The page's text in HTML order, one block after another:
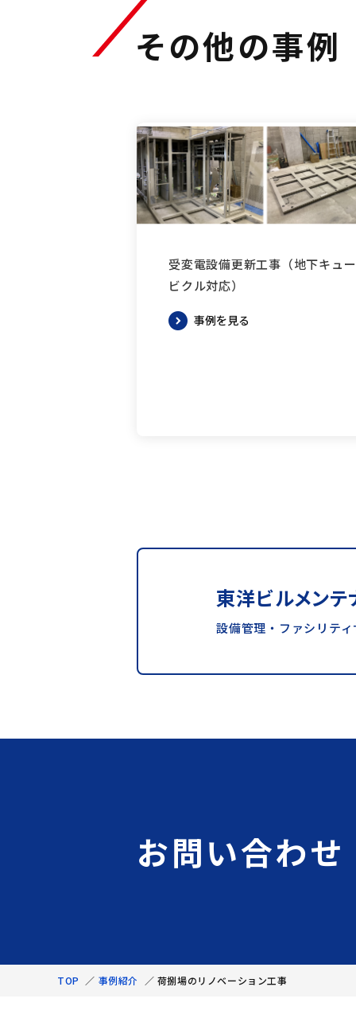
その他の事例
受変電設備更新工事（地下キュー
ビクル対応）
事例を見る
東洋ビルメン
設備管理・ファシリテ
お問い合わせ
TOP ／ 事例紹介 ／ 荷捌場のリノベーション工事